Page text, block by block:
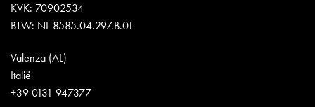
KVK: 70902534
BTW: NL 8585.04.297.B.01
Valenza (AL)
Italië
+39 0131 947377